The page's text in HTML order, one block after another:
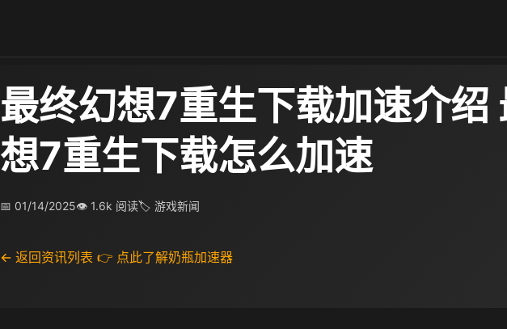
最终幻想7重生下载加速介绍
想7重生下载怎么加速
📅 01/14/2025👁 1.6k 阅读🏷 游戏新闻
← 返回资讯列表 👉 点此了解奶瓶加速器